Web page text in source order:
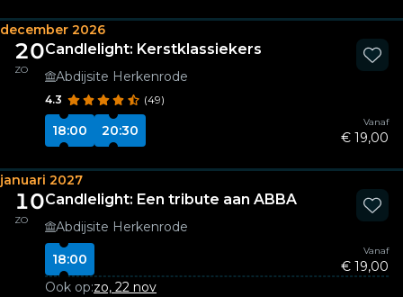
december 2026
20
ZO
Candlelight: Kerstklassiekers
Abdijsite Herkenrode
4.3 (49)
18:00 20:30
Vanaf
€ 19,00
januari 2027
10
ZO
Candlelight: Een tribute aan ABBA
Abdijsite Herkenrode
18:00
Vanaf
€ 19,00
Ook op:zo, 22 nov